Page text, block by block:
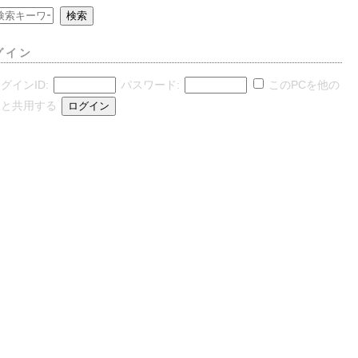
イン
インID: パスワード:
このPCを他の
共用する